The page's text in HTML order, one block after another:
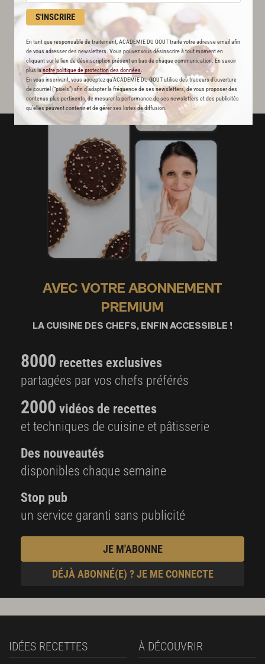
S'INSCRIRE
En tant que responsable de traitement, ACADEMIE DU GOUT traite votre adresse email afin
de vous adresser des newsletters. Vous pouvez vous désinscrire à tout moment en
cliquant sur le lien de désinscription présent en bas de chaque communication. En savoir
plus lanotre politique de protection des données
En vous inscrivant, vous acceptez qu'ACADEMIE DU GOUT utilise des traceurs d’ouverture
de courriel (“pixels”) afin d’adapter la fréquence de ses newsletters, de vous proposer des
contenus plus pertinents, de mesurer la performance de ses newsletters et des publicités
qu’elles peuvent contenir et de gérer ses listes de diffusion.
AVEC VOTRE ABONNEMENT
PREMIUM
LA CUISINE DES CHEFS, ENFIN ACCESSIBLE !
8000 recettes exclusives
partagées par vos chefs préférés
2000 vidéos de recettes
et techniques de cuisine et pâtisserie
Des nouveautés
disponibles chaque semaine
Stop pub
un service garanti sans publicité
JE M'ABONNE
DÉJÀ ABONNÉ(E) ? JE ME CONNECTE
IDÉES RECETTES À DÉCOUVRIR